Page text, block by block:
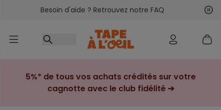
Accéder au contenu
Besoin d'aide ? Retrouvez notre FAQ
5%* de tous vos achats crédités sur votre
cagnotte avec le club fidélité ➔